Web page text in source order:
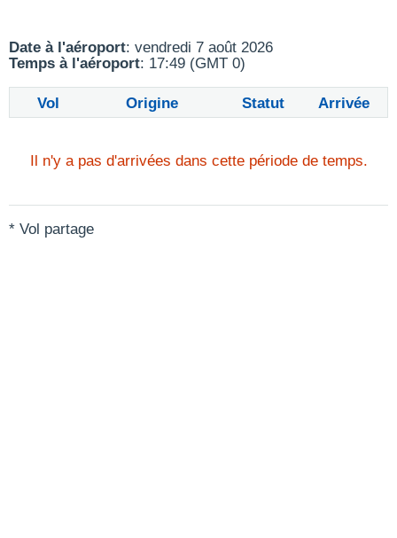
Date à l'aéroport: vendredi 7 août 2026
Temps à l'aéroport: 17:49 (GMT 0)
Vol Origine Statut Arrivée
Il n'y a pas d'arrivées dans cette période de temps.
* Vol partage